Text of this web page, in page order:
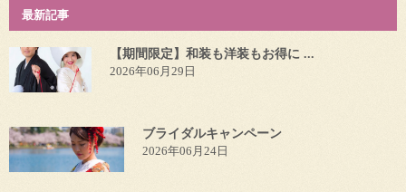
最新記事
【期間限定】和装も洋装もお得に ...
2026年06月29日
ブライダルキャンペーン
2026年06月24日